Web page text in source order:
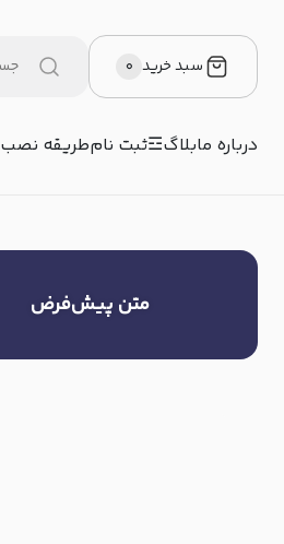
سبد خرید ۰
درباره مابلاگ☲ثبت نامطریقه نصب
متن پیش‌فرض